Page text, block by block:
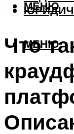
МЕНЮ
МЕНЮ
Что